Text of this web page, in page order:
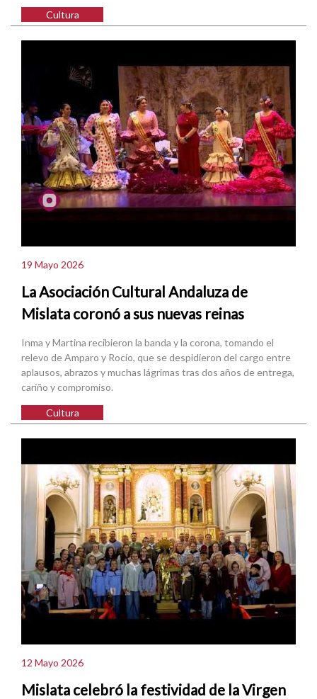
Cultura
19 Mayo 2026
La Asociación Cultural Andaluza de
Mislata coronó a sus nuevas reinas
Inma y Martina recibieron la banda y la corona, tomando el
relevo de Amparo y Rocío, que se despidieron del cargo entre
aplausos, abrazos y muchas lágrimas tras dos años de entrega,
cariño y compromiso.
Cultura
12 Mayo 2026
Mislata celebró la festividad de la Virgen